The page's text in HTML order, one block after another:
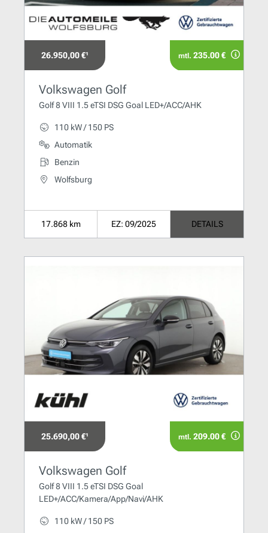
26.950,00 €¹ mtl. 235.00 €
Volkswagen Golf
Golf 8 VIII 1.5 eTSI DSG Goal LED+/ACC/AHK
110 kW / 150 PS
Automatik
Benzin
Wolfsburg
17.868 km EZ: 09/2025 DETAILS
25.690,00 €¹ mtl. 209.00 €
Volkswagen Golf
Golf 8 VIII 1.5 eTSI DSG Goal
LED+/ACC/Kamera/App/Navi/AHK
110 kW / 150 PS